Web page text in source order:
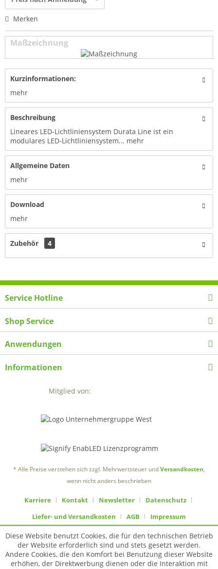
Merken
Maßzeichnung
Kurzinformationen:
mehr
Beschreibung
Lineares LED-Lichtliniensystem Durata Line ist ein
modulares LED-Lichtliniensystem... mehr
Allgemeine Daten
mehr
Download
mehr
Zubehör 4
Service Hotline
Shop Service
Anwendungen
Informationen
Mitglied von:
* Alle Preise verstehen sich zzgl. Mehrwertsteuer undVersandkosten,
wenn nicht anders beschrieben
Karriere Kontakt Newsletter
Datenschutz
Liefer- und Versandkosten
AGB Impressum
Diese Website benutzt Cookies, die für den technischen Betrieb
der Website erforderlich sind und stets gesetzt werden.
Andere Cookies, die den Komfort bei Benutzung dieser Website
erhöhen, der Direktwerbung dienen oder die Interaktion mit